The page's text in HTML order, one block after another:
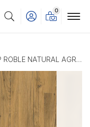
Buscar
0
Caja de tarima flotante QUICK-STEP ROBLE NATURAL AGRIETADO SIG4767